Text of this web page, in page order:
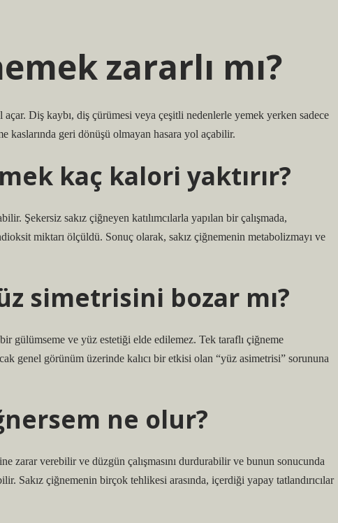
zararlı mı?
açar. Diş kaybı, diş çürümesi veya çeşitli nedenlerle yemek yerken sadece
kaslarında geri dönüşü olmayan hasara yol açabilir.
kaç kalori yaktırır?
Şekersiz sakız çiğneyen katılımcılarla yapılan bir çalışmada,
miktarı ölçüldü. Sonuç olarak, sakız çiğnemenin metabolizmayı ve
simetrisini bozar mı?
gülümseme ve yüz estetiği elde edilemez. Tek taraflı çiğneme
genel görünüm üzerinde kalıcı bir etkisi olan “yüz asimetrisi” sorununa
ne olur?
zarar verebilir ve düzgün çalışmasını durdurabilir ve bunun sonucunda
Sakız çiğnemenin birçok tehlikesi arasında, içerdiği yapay tatlandırıcılar